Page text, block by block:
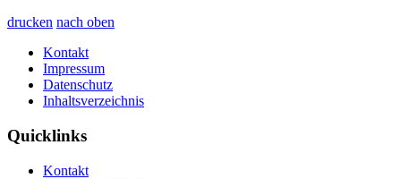
drucken nach oben
Kontakt
Impressum
Datenschutz
Inhaltsverzeichnis
Quicklinks
Kontakt